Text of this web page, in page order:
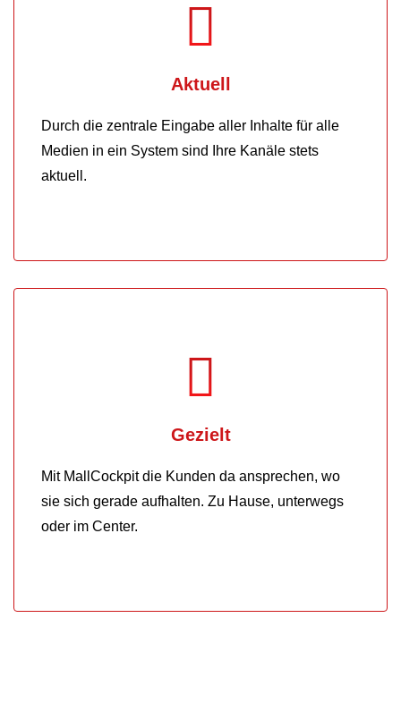
Aktuell
Durch die zentrale Eingabe aller Inhalte für alle
Medien in ein System sind Ihre Kanäle stets
aktuell.
Gezielt
Mit MallCockpit die Kunden da ansprechen, wo
sie sich gerade aufhalten. Zu Hause, unterwegs
oder im Center.